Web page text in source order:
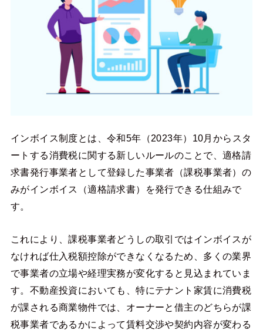
インボイス制度とは、令和5年（2023年）10月からスタ
ートする消費税に関する新しいルールのことで、適格請
求書発行事業者として登録した事業者（課税事業者）の
みがインボイス（適格請求書）を発行できる仕組みで
す。
これにより、課税事業者どうしの取引ではインボイスが
なければ仕入税額控除ができなくなるため、多くの業界
で事業者の立場や経理実務が変化すると見込まれていま
す。不動産投資においても、特にテナント家賃に消費税
が課される商業物件では、オーナーと借主のどちらが課
税事業者であるかによって賃料交渉や契約内容が変わる